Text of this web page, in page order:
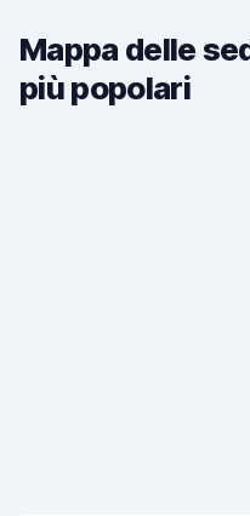
Mappa delle
più popolari